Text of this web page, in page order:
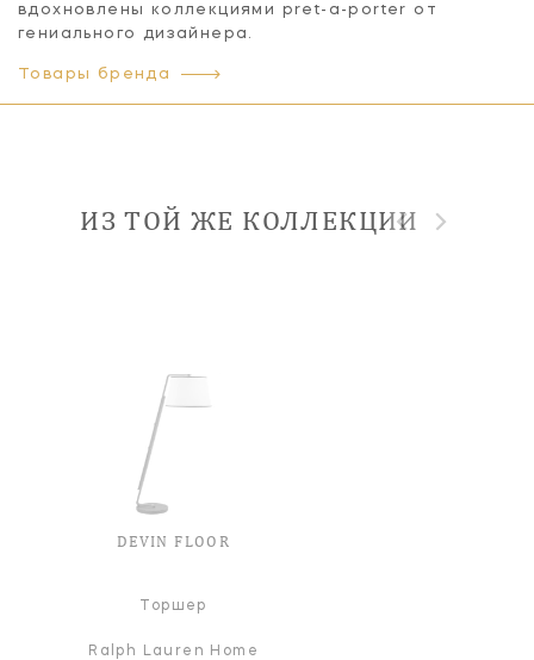
вдохновлены коллекциями pret-a-porter от
гениального дизайнера.
Товары бренда
ИЗ ТОЙ ЖЕ КОЛЛЕКЦИИ
DEVIN FLOOR
Торшер
Ralph Lauren Home